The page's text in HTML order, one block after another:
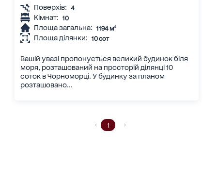
Поверхів: 4
Кімнат: 10
Площа загальна: 1194 м²
Площа ділянки: 10 сот
Вашій увазі пропонується великий будинок біля
моря, розташований на просторій ділянці 10
соток в Чорноморці. У будинку за планом
розташовано...
1